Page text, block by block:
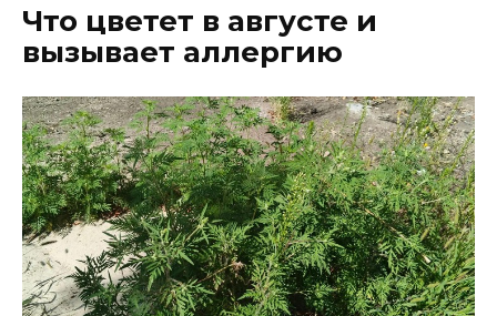
Что цветет в августе и
вызывает аллергию